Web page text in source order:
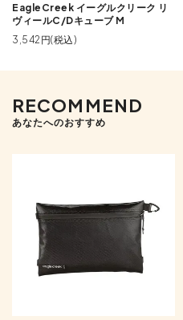
EagleCreek イーグルクリーク リ
ヴィールC/Dキューブ M
3,542円(税込)
RECOMMEND
あなたへのおすすめ